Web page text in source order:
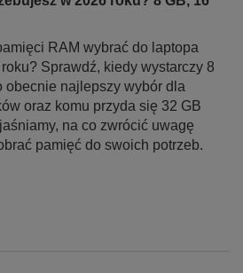
RAM wybrać do laptopa
Sprawdź, kiedy wystarczy 8
obecnie najlepszy wybór dla
oraz komu przyda się 32 GB
na co zwrócić uwagę
pamięć do swoich potrzeb.